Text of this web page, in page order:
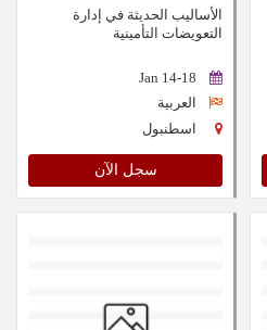
الأساليب الحديثة في إدارة
التعويضات التأمينية
14-18 Jan
العربية
اسطنبول
سجل الآن